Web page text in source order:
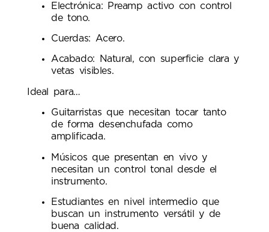
Electrónica: Preamp activo con control
de tono.
Cuerdas: Acero.
Acabado: Natural, con superficie clara y
vetas visibles.
Ideal para…
Guitarristas que necesitan tocar tanto
de forma desenchufada como
amplificada.
Músicos que presentan en vivo y
necesitan un control tonal desde el
instrumento.
Estudiantes en nivel intermedio que
buscan un instrumento versátil y de
buena calidad.